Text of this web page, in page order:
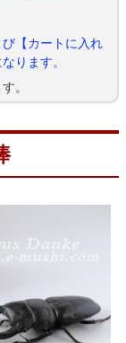
び【カートに入れ
ります。
。